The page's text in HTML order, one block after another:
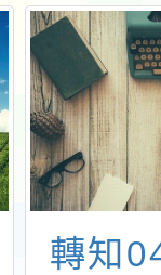
轉知